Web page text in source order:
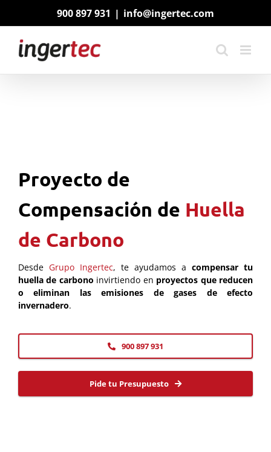
900 897 931 | info@ingertec.com
Proyecto de
Compensación de Huella
de Carbono
Desde Grupo Ingertec, te ayudamosacompensar tu
huella de carbono invirtiendo en proyectos que reducen
o eliminan las emisiones de gases de efecto
invernadero.
900 897 931
Pide tu Presupuesto